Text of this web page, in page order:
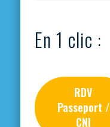
En 1 clic :
RDV
Passeport /
CNI